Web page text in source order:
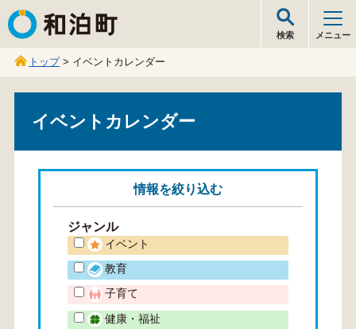
和泊町
検索 メニュー
トップ> イベントカレンダー
イベントカレンダー
情報を絞り込む
ジャンル
イベント
教育
子育て
健康・福祉